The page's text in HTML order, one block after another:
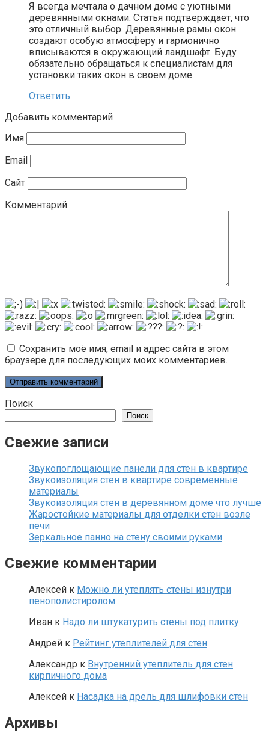
Я всегда мечтала о дачном доме с уютными
деревянными окнами. Статья подтверждает, что
это отличный выбор. Деревянные рамы окон
создают особую атмосферу и гармонично
вписываются в окружающий ландшафт. Буду
обязательно обращаться к специалистам для
установки таких окон в своем доме.
Ответить
Добавить комментарий
Имя
Email
Сайт
Комментарий
Сохранить моё имя, email и адрес сайта в этом
браузере для последующих моих комментариев.
Поиск
Поиск
Свежие записи
Звукопоглощающие панели для стен в квартире
Звукоизоляция стен в квартире современные
материалы
Звукоизоляция стен в деревянном доме что лучше
Жаростойкие материалы для отделки стен возле
печи
Зеркальное панно на стену своими руками
Свежие комментарии
Алексей к Можно ли утеплять стены изнутри
пенополистиролом
Иван к Надо ли штукатурить стены под плитку
Андрей к Рейтинг утеплителей для стен
Александр к Внутренний утеплитель для стен
кирпичного дома
Алексей к Насадка на дрель для шлифовки стен
Архивы